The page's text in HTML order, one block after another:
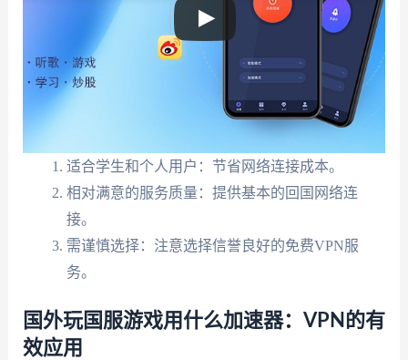
适合学生和个人用户：节省网络连接成本。
相对满意的服务质量：提供基本的回国网络连
接。
需谨慎选择：注意选择信誉良好的免费VPN服
务。
国外玩国服游戏用什么加速器：VPN的有
效应用